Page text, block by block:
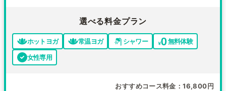
選べる料金プラン
ホットヨガ 常温ヨガ シャワー
無料体験
女性専用
おすすめコース料金 16,800円